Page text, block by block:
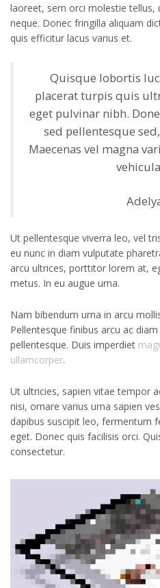
laoreet, sem orci molestie tellus,
neque. Donec fringilla aliquam
quis efficitur lacus varius et.
Quisque lobortis
placerat turpis quis
eget pulvinar nibh.
sed pellentesque
Maecenas vel magna
Ut pellentesque viverra leo, vel
eu nunc in diam vulputate
arcu ultrices, porttitor lorem at,
metus. In eu augue urna.
Nam bibendum urna in arcu
Pellentesque finibus arcu ac
pellentesque. Duis imperdiet
ullamcorper.
Ut ultricies, sapien vitae tempor
nisi, ornare varius urna sapien
dapibus suscipit leo, fermentum
eget. Donec quis facilisis orci.
consectetur.